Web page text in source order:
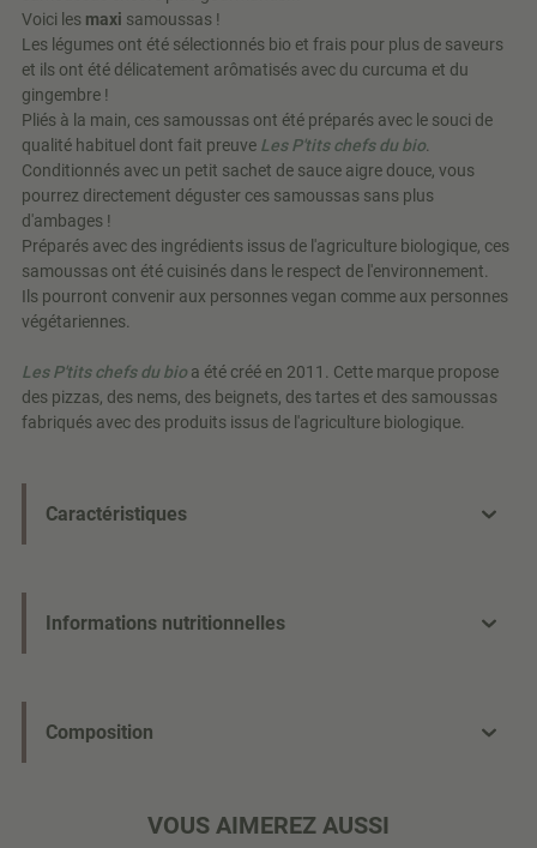
Voici les maxi samoussas !
Les légumes ont été sélectionnés bio et frais pour plus de saveurs
et ils ont été délicatement arômatisés avec du curcuma et du
gingembre !
Pliés à la main, ces samoussas ont été préparés avec le souci de
qualité habituel dont fait preuve Les P'tits chefs du bio
Conditionnés avec un petit sachet de sauce aigre douce, vous
pourrez directement déguster ces samoussas sans plus
d'ambages !
Préparés avec des ingrédients issus de l'agriculture biologique, ces
samoussas ont été cuisinés dans le respect de l'environnement.
Ils pourront convenir aux personnes vegan comme aux personnes
végétariennes.
Les P'tits chefs du bio a été créé en 2011. Cette marque propose
des pizzas, des nems, des beignets, des tartes et des samoussas
fabriqués avec des produits issus de l'agriculture biologique.
Caractéristiques
Informations nutritionnelles
Composition
VOUS AIMEREZ AUSSI